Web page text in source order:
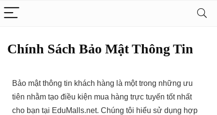
Chính Sách Bảo Mật Thông Tin
Bảo mật thông tin khách hàng là một trong những ưu
tiên nhằm tạo điều kiện mua hàng trực tuyến tốt nhất
cho bạn tại EduMalls.net. Chúng tôi hiểu sử dụng hợp